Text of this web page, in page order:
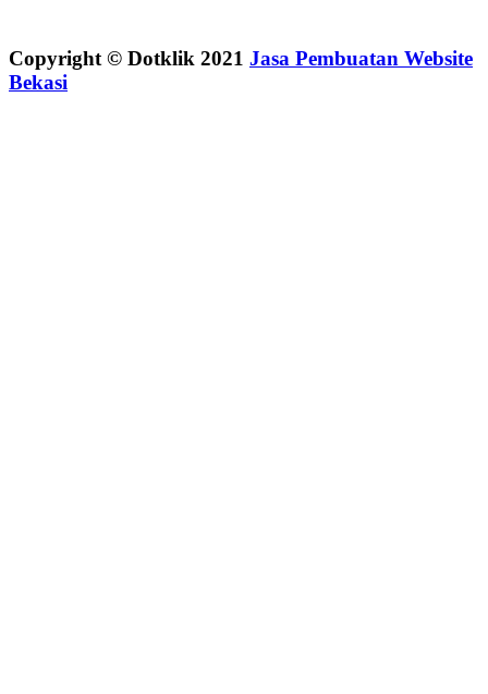
Copyright © Dotklik 2021 Jasa Pembuatan Website
Bekasi